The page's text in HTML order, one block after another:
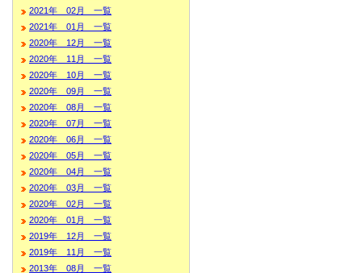
2021年 02月 一覧
2021年 01月 一覧
2020年 12月 一覧
2020年 11月 一覧
2020年 10月 一覧
2020年 09月 一覧
2020年 08月 一覧
2020年 07月 一覧
2020年 06月 一覧
2020年 05月 一覧
2020年 04月 一覧
2020年 03月 一覧
2020年 02月 一覧
2020年 01月 一覧
2019年 12月 一覧
2019年 11月 一覧
2013年 08月 一覧